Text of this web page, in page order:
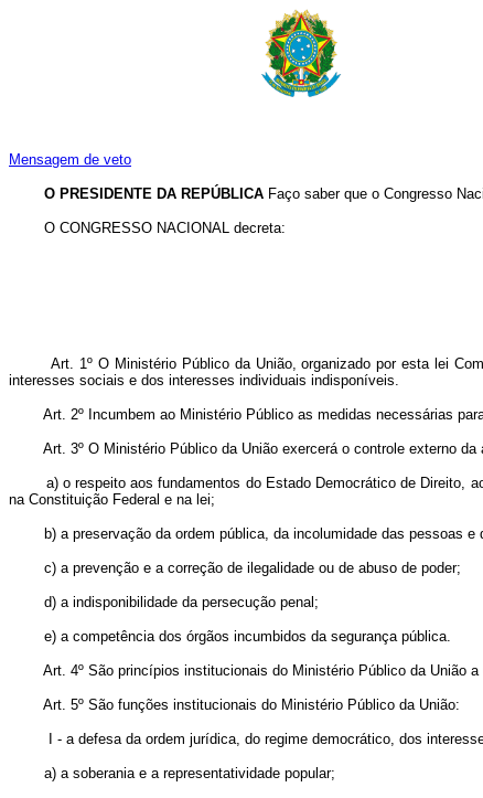
Mensagem de veto
O PRESIDENTE DA REPÚBLICA Faço saber que o Congresso
O CONGRESSO NACIONAL decreta:
Art. 1º O Ministério Público da União, organizado por esta lei
interesses sociais e dos interesses individuais indisponíveis.
Art. 2º Incumbem ao Ministério Público as medidas necessárias
Art. 3º O Ministério Público da União exercerá o controle externo
a) o respeito aos fundamentos do Estado Democrático de Direito,
na Constituição Federal e na lei;
b) a preservação da ordem pública, da incolumidade das pessoas e
c) a prevenção e a correção de ilegalidade ou de abuso de poder;
d) a indisponibilidade da persecução penal;
e) a competência dos órgãos incumbidos da segurança pública.
Art. 4º São princípios institucionais do Ministério Público da União
Art. 5º São funções institucionais do Ministério Público da União:
I - a defesa da ordem jurídica, do regime democrático, dos
a) a soberania e a representatividade popular;